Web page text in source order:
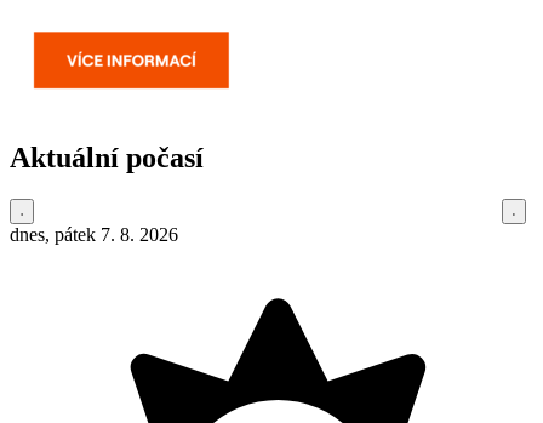
Aktuální počasí
dnes, pátek 7. 8. 2026